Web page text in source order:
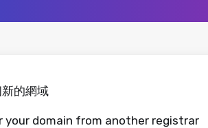
的網域
your domain from another registrar